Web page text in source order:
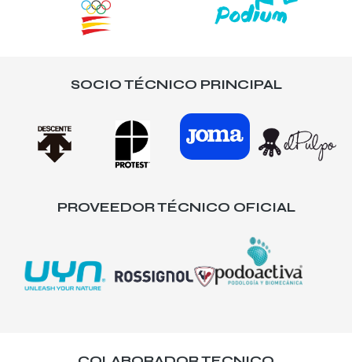
SOCIO TÉCNICO PRINCIPAL
PROVEEDOR TÉCNICO OFICIAL